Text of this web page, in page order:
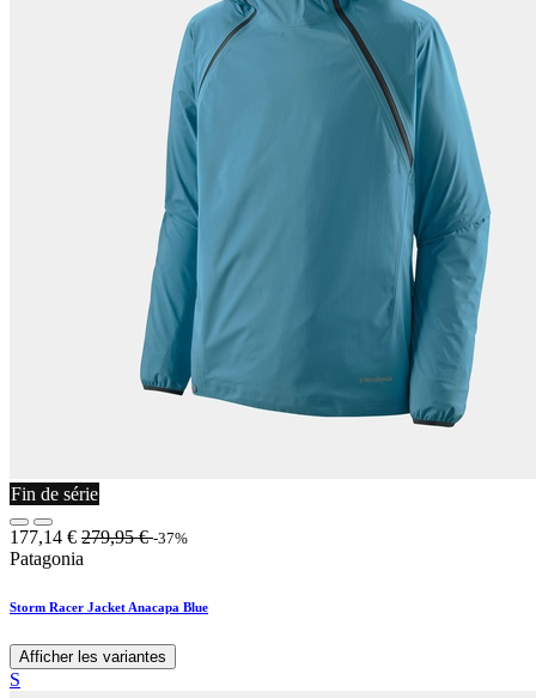
Fin de série
177,14 € 279,95€ -37%
Patagonia
Storm Racer Jacket Anacapa Blue
Afficher les variantes
S